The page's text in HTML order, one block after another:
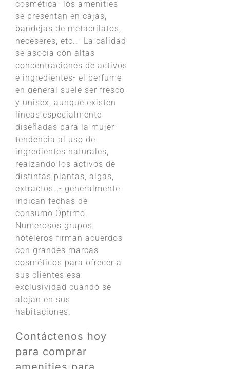
cosmética- los amenities
se presentan en cajas,
bandejas de metacrilatos,
neceseres, etc..- La calidad
se asocia con altas
concentraciones de activos
e ingredientes- el perfume
en general suele ser fresco
y unisex, aunque existen
líneas especialmente
diseñadas para la mujer-
tendencia al uso de
ingredientes naturales,
realzando los activos de
distintas plantas, algas,
extractos…- generalmente
indican fechas de
consumo Óptimo.
Numerosos grupos
hoteleros firman acuerdos
con grandes marcas
cosméticos para ofrecer a
sus clientes esa
exclusividad cuando se
alojan en sus
habitaciones.
Contáctenos hoy
para comprar